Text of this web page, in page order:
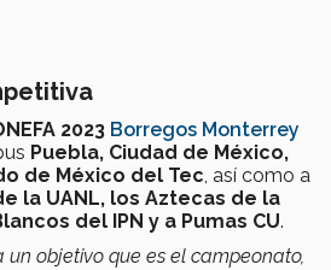
2023 Borregos Monterrey
Puebla, Ciudad de México,
de México del Tec, así como a
la UANL, los Aztecas de la
del IPN y a Pumas CU.
objetivo que es el campeonato,